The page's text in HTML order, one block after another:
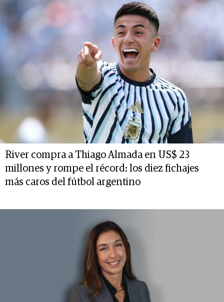
River compra a Thiago Almada en US$ 23
millones y rompe el récord: los diez fichajes
más caros del fútbol argentino